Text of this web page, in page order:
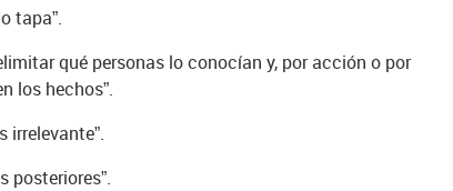
tapa”.
qué personas lo conocían y, por acción o por
los hechos”.
irrelevante”.
posteriores”.